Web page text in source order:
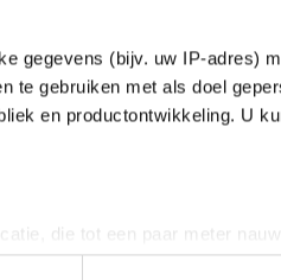
gegevens (bijv. uw IP-adres)
te gebruiken met als doel
en productontwikkeling. U
die tot een paar meter
op specifieke